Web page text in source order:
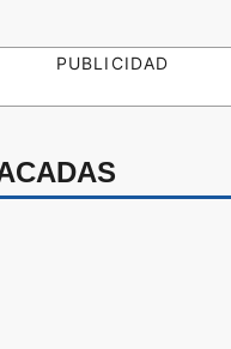
PUBLICIDAD